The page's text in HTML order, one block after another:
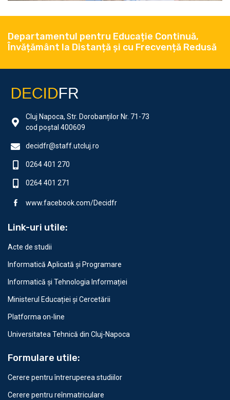
Departamentul pentru Educație Continuă,
Învățământ la Distanță și cu Frecvență Redusă
Cluj Napoca, Str. Dorobanților Nr. 71-73
cod poștal 400609
decidfr@staff.utcluj.ro
0264 401 270
0264 401 271
www.facebook.com/Decidfr
Link-uri utile:
Acte de studii
Informatică Aplicată și Programare
Informatică și Tehnologia Informației
Ministerul Educației și Cercetării
Platforma on-line
Universitatea Tehnică din Cluj-Napoca
Formulare utile:
Cerere pentru întreruperea studiilor
Cerere pentru reînmatriculare